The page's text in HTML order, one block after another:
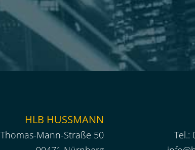
HLB HUSSMANN
Thomas-Mann-Straße 50
Tel.: